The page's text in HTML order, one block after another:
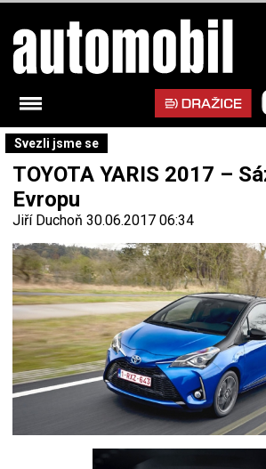
Svezli jsme se
TOYOTA YARIS 2017 –
Evropu
Jiří Duchoň 30.06.2017 06:34